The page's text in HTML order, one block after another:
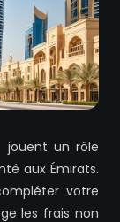
jouent un rôle
aux Émirats.
votre
les frais non